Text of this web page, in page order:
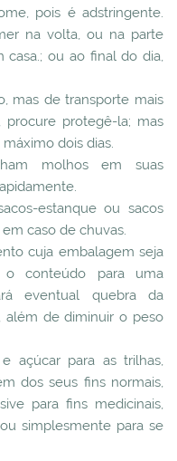
pois é adstringente.
na volta, ou na parte
casa.; ou ao final do dia,
mas de transporte mais
procure protegê-la; mas
dois dias.
molhos em suas
estanque ou sacos
caso de chuvas.
cuja embalagem seja
conteúdo para uma
eventual quebra da
além de diminuir o peso
açúcar para as trilhas,
dos seus fins normais,
para fins medicinais,
simplesmente para se